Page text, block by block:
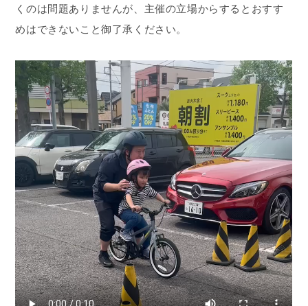
くのは問題ありませんが、主催の立場からするとおすす
めはできないこと御了承ください。